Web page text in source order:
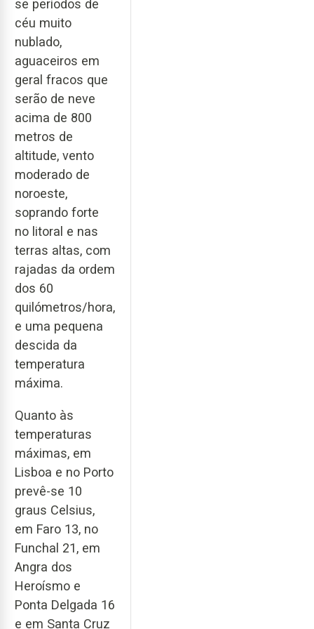
se períodos de
céu muito
nublado,
aguaceiros em
geral fracos que
serão de neve
acima de 800
metros de
altitude, vento
moderado de
noroeste,
soprando forte
no litoral e nas
terras altas, com
rajadas da ordem
dos 60
quilómetros/hora,
e uma pequena
descida da
temperatura
máxima.
Quanto às
temperaturas
máximas, em
Lisboa e no Porto
prevê-se 10
graus Celsius,
em Faro 13, no
Funchal 21, em
Angra dos
Heroísmo e
Ponta Delgada 16
e em Santa Cruz